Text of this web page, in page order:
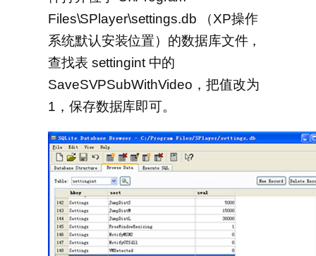
Files\SPlayer\settings.db （XP操作
系统默认安装位置）的数据库文件，
查找表 settingint 中的
SaveSVPSubWithVideo，把值改为
1，保存数据库即可。